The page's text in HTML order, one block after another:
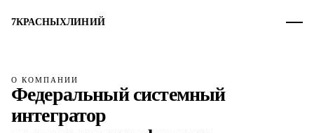
7КРАСНЫХЛИНИЙ
О КОМПАНИИ
Федеральный системный
интегратор